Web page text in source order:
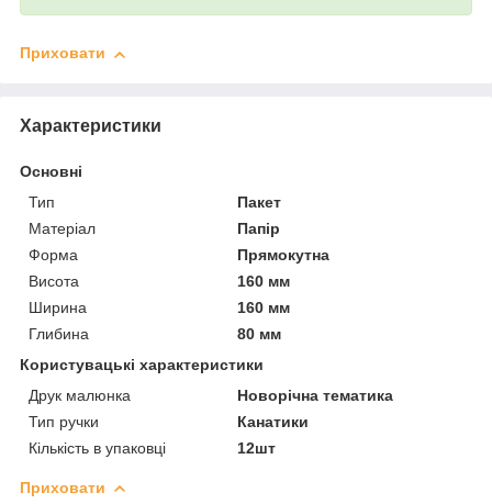
Приховати
Характеристики
Основні
Тип
Пакет
Матеріал
Папір
Форма
Прямокутна
Висота
160 мм
Ширина
160 мм
Глибина
80 мм
Користувацькі характеристики
Друк малюнка
Новорічна тематика
Тип ручки
Канатики
Кількість в упаковці
12шт
Приховати